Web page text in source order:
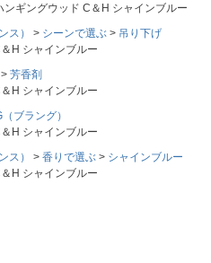
ンギングウッド C＆H シャインブルー
ス） シーンで選ぶ
吊り下げ
H シャインブルー
芳香剤
H シャインブルー
ブラング）
H シャインブルー
ス） 香りで選ぶ
シャインブルー
H シャインブルー